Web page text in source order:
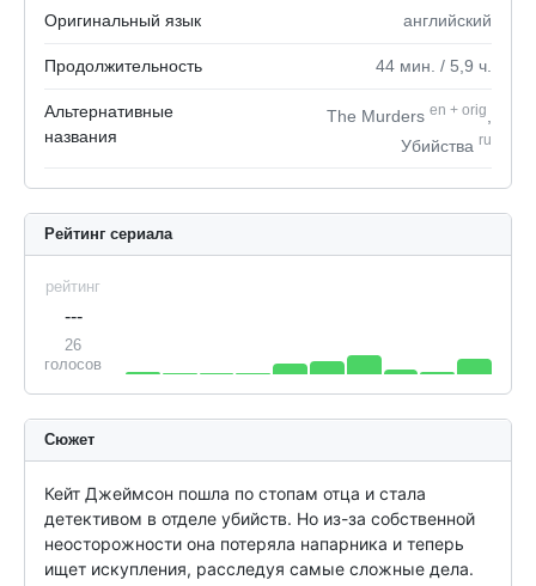
Оригинальный язык английский
Продолжительность 44 мин. / 5,9 ч.
Альтернативные
названия
The Murders en + orig
Убийства ru
Рейтинг сериала
рейтинг
---
26
голосов
Сюжет
Кейт Джеймсон пошла по стопам отца и стала
детективом в отделе убийств. Но из-за собственной
неосторожности она потеряла напарника и теперь
ищет искупления, расследуя самые сложные дела.